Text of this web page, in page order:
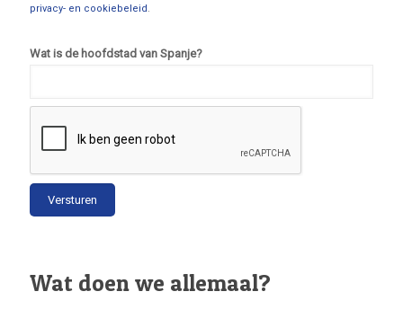
privacy- en cookiebeleid.
Wat is de hoofdstad van Spanje?
Wat doen we allemaal?